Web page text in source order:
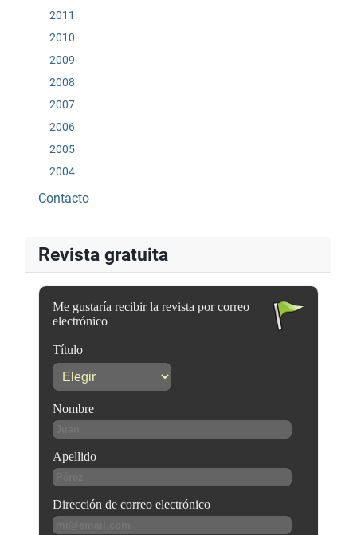
2011
2010
2009
2008
2007
2006
2005
2004
Contacto
Revista gratuita